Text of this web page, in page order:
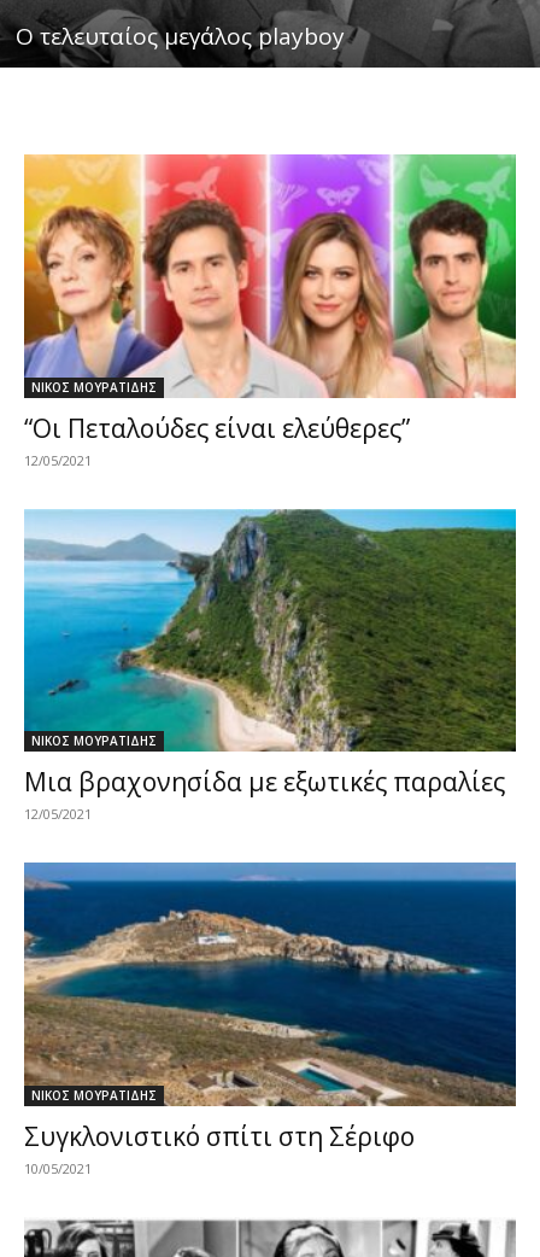
Ο τελευταίος μεγάλος playboy
ΝΙΚΟΣ ΜΟΥΡΑΤΙΔΗΣ
“Οι Πεταλούδες είναι ελεύθερες”
12/05/2021
ΝΙΚΟΣ ΜΟΥΡΑΤΙΔΗΣ
Μια βραχονησίδα με εξωτικές παραλίες
12/05/2021
ΝΙΚΟΣ ΜΟΥΡΑΤΙΔΗΣ
Συγκλονιστικό σπίτι στη Σέριφο
10/05/2021